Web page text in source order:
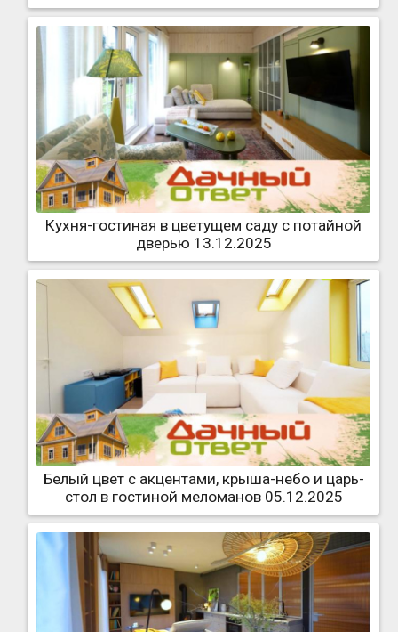
Кухня-гостиная в цветущем саду с потайной
дверью 13.12.2025
Белый цвет с акцентами, крыша-небо и царь-
стол в гостиной меломанов 05.12.2025